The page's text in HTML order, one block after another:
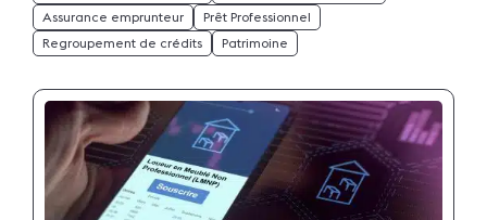
Assurance emprunteur
Prêt Professionnel
Regroupement de crédits
Patrimoine